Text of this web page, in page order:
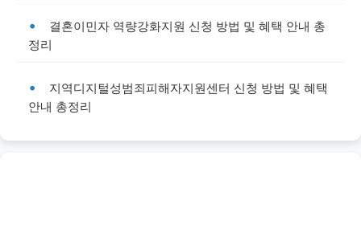
결혼이민자 역량강화지원 신청 방법 및 혜택 안내 총
정리
지역디지털성범죄피해자지원센터 신청 방법 및 혜택
안내 총정리